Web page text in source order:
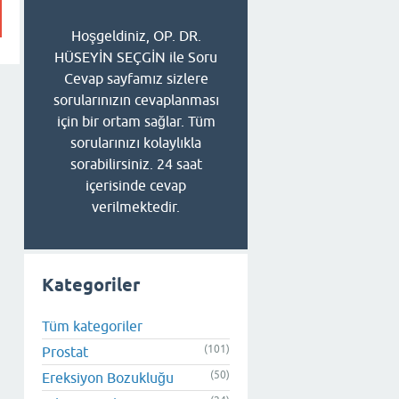
Hoşgeldiniz, OP. DR.
HÜSEYİN SEÇGİN ile Soru
Cevap sayfamız sizlere
sorularınızın cevaplanması
için bir ortam sağlar. Tüm
sorularınızı kolaylıkla
sorabilirsiniz. 24 saat
içerisinde cevap
verilmektedir.
Kategoriler
Tüm kategoriler
Prostat
(101)
Ereksiyon Bozukluğu (50)